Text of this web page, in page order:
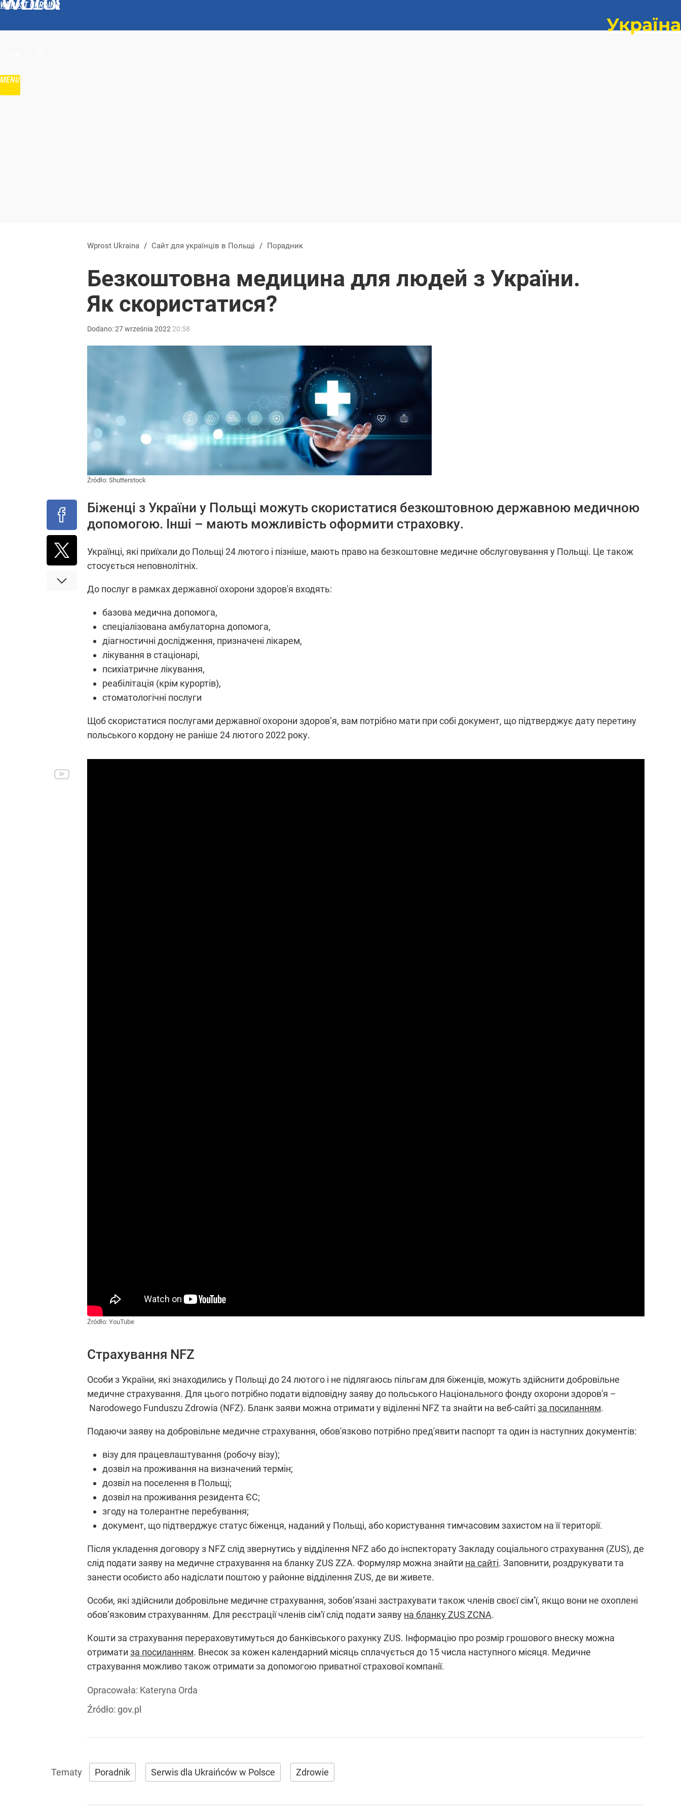
WPROST UKRAINA
MENU
Wprost Ukraina / Сайт для українців в Польщі / Порадник
Безкоштовна медицина для людей з України.
Як скористатися?
Dodano:27września 2022 20:58
Źródło: Shutterstock
Біженці з України у Польщі можуть скористатися безкоштовною державною медичною
допомогою. Інші – мають можливість оформити страховку.
Українці, які приїхали до Польщі 24 лютого і пізніше, мають право на безкоштовне медичне обслуговування у Польщі. Це також
стосується неповнолітніх.
До послуг в рамках державної охорони здоров'я входять:
базовa медичнa допомогa,
спеціалізованa амбулаторнa допомогa,
діагностичні дослідження, призначені лікарем,
лікування в стаціонарі,
психіатричне лікування,
реабілітація (крім курортів),
стоматологічні послуги
Щоб скористатися послугами державної охорони здоров’я, вам потрібно мати при собі документ, що підтверджує дату перетину
польського кордону не раніше 24 лютого 2022 року.
Źródło: YouTube
Страхування NFZ
Особи з України, які знаходились у Польщі до 24 лютого і не підлягаюсь пільгам для біженців, можуть здійснити добровільне
медичне страхування. Для цього потрібно подати відповідну заяву до польського Національного фонду охорони здоров'я –
Narodowego Funduszu Zdrowia (NFZ). Бланк заяви можна отримати у віділенні NFZ та знайти на веб-сайті за посиланням.
Подаючи заяву на добровільне медичне страхування, обов'язково потрібно пред'явити паспорт та один із наступних документів:
візу для працевлаштування (робочу візу);
дозвіл на проживання на визначений термін;
дозвіл на поселення в Польщі;
дозвіл на проживання резидента ЄС;
згоду на толерантне перебування;
документ, що підтверджує статус біженця, наданий у Польщі, або користування тимчасовим захистом на її території.
Після укладення договору з NFZ слід звернутись у відділення NFZ або до інспекторату Закладу соціального страхування (ZUS), де
слід подати заяву на медичне страхування на бланку ZUS ZZA. Формуляр можна знайти на сайті. Заповнити, роздрукувати та
занести особисто або надіслати поштою у районне відділення ZUS, де ви живете.
Особи, які здійснили добровільне медичне страхування, зобов’язані застрахувати також членів своєї сім’ї, якщо вони не охоплені
обов’язковим страхуванням. Для реєстрації членів сім'ї cлід подати заяву на бланку ZUS ZCNA.
Кошти за страхування перераховутимуться до банківського рахунку ZUS. Інформацію про розмір грошового внеску можна
отримати за посиланням. Внесок за кожен календарний місяць сплачується до 15 числа наступного місяця. Медичне
страхування можливо також отримати за допомогою приватної страхової компанії.
Opracowała: Kateryna Orda
Źródło: gov.pl
Poradnik Serwis dla Ukraińców w Polsce Zdrowie